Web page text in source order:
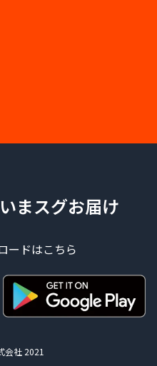
まスグお届け
ードはこちら
会社 2021